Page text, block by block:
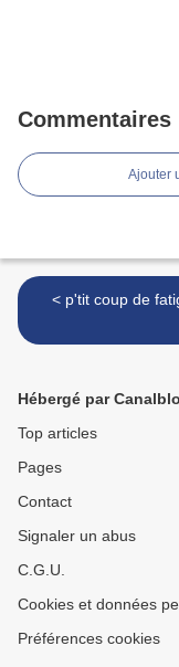
Commentaires
Ajouter
< p'tit coup de
Hébergé par
Top articles
Pages
Contact
Signaler un abus
C.G.U.
Cookies et données
Préférences cookies